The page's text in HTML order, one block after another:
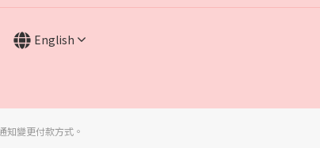
English
知變更付款方式。